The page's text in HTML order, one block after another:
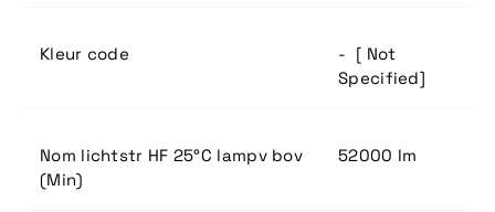
Kleur code
- [ Not
Specified]
Nom lichtstr HF 25°C lampv bov
(Min)
52000 lm